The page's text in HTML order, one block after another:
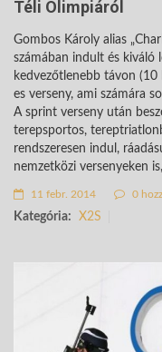
Téli Olimpiáról
Gombos Károly alias
számában indult és kiváló
kedvezőtlenebb távon
es verseny, ami számára
A sprint verseny után
terepsportos,
rendszeresen indul,
nemzetközi versenyeken
11 febr. 2014 0
Kategória: X2S